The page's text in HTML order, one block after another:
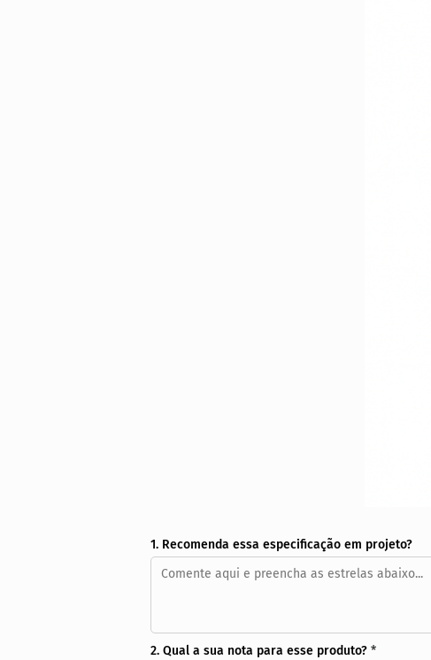
1. Recomenda essa especificação em projeto?
2. Qual a sua nota para esse produto?